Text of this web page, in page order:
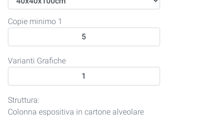
Copie minimo 1
Varianti Grafiche
Struttura:
Colonna espositiva in cartone alveolare